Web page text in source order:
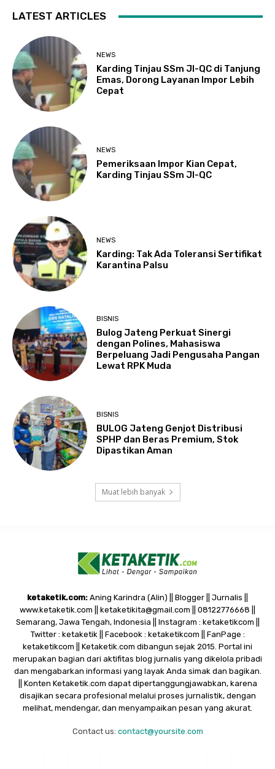
LATEST ARTICLES
NEWS
Karding Tinjau SSm JI-QC di Tanjung
Emas, Dorong Layanan Impor Lebih
Cepat
NEWS
Pemeriksaan Impor Kian Cepat,
Karding Tinjau SSm JI-QC
NEWS
Karding: Tak Ada Toleransi Sertifikat
Karantina Palsu
BISNIS
Bulog Jateng Perkuat Sinergi
dengan Polines, Mahasiswa
Berpeluang Jadi Pengusaha Pangan
Lewat RPK Muda
BISNIS
BULOG Jateng Genjot Distribusi
SPHP dan Beras Premium, Stok
Dipastikan Aman
Muat lebih banyak
ketaketik.com: Aning Karindra (Alin) || Blogger || Jurnalis ||
www.ketaketik.com || ketaketikita@gmail.com || 08122776668 ||
Semarang, Jawa Tengah, Indonesia || Instagram : ketaketikcom ||
Twitter : ketaketik || Facebook : ketaketikcom || FanPage :
ketaketikcom || Ketaketik.com dibangun sejak 2015. Portal ini
merupakan bagian dari aktifitas blog jurnalis yang dikelola pribadi
dan mengabarkan informasi yang layak Anda simak dan bagikan.
|| Konten Ketaketik.com dapat dipertanggungjawabkan, karena
disajikan secara profesional melalui proses jurnalistik, dengan
melihat, mendengar, dan menyampaikan pesan yang akurat.
Contact us: contact@yoursite.com